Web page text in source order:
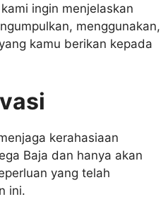
ingin menjelaskan
menggunakan,
kamu berikan kepada
kerahasiaan
Baja dan hanya akan
yang telah
ini.